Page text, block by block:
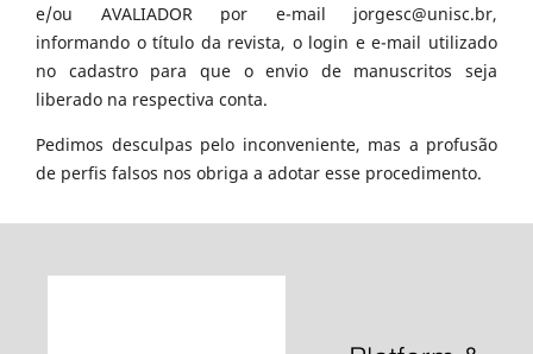
e/ou AVALIADOR por e-mail jorgesc@unisc.br,
informando o título da revista, o login e e-mail utilizado
no cadastro para que o envio de manuscritos seja
liberado na respectiva conta.
Pedimos desculpas pelo inconveniente, mas a profusão
de perfis falsos nos obriga a adotar esse procedimento.